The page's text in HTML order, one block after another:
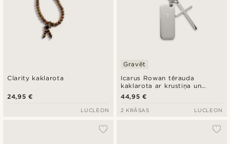
Clarity kaklarota
24,95 €
LUCLEON
Icarus Rowan tērauda
kaklarota ar krustiņa un
armijas stila piekariņu
Gravēt
44,95 €
2 KRĀSAS LUCLEON